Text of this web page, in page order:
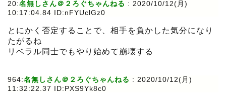
20:名無しさん＠２ろぐちゃんねる : 2020/10/12(月)
10:17:04.84 ID:nFYUclGz0
とにかく否定することで、相手を負かした気分になり
たがるね
リベラル同士でもやり始めて崩壊する
964:名無しさん＠２ろぐちゃんねる : 2020/10/12(月)
11:32:22.37 ID:PXS9Yk8c0